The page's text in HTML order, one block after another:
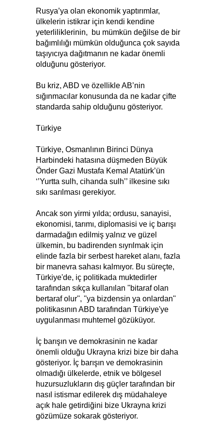
Rusya’ya olan ekonomik yaptırımlar,
ülkelerin istikrar için kendi kendine
yeterliliklerinin, bu mümkün değilse de bir
bağımlılığı mümkün olduğunca çok sayıda
taşıyıcıya dağıtmanın ne kadar önemli
olduğunu gösteriyor.
Bu kriz, ABD ve özellikle AB’nin
sığınmacılar konusunda da ne kadar çifte
standarda sahip olduğunu gösteriyor.
Türkiye
Türkiye, Osmanlının Birinci Dünya
Harbindeki hatasına düşmeden Büyük
Önder Gazi Mustafa Kemal Atatürk’ün
‘’Yurtta sulh, cihanda sulh’’ ilkesine sıkı
sıkı sarılması gerekiyor.
Ancak son yirmi yılda; ordusu, sanayisi,
ekonomisi, tarımı, diplomasisi ve iç barışı
darmadağın edilmiş yalnız ve güzel
ülkemin, bu badirenden sıyrılmak için
elinde fazla bir serbest hareket alanı, fazla
bir manevra sahası kalmıyor. Bu süreçte,
Türkiye'de, iç politikada muktedirler
tarafından sıkça kullanılan ''bitaraf olan
bertaraf olur'', ''ya bizdensin ya onlardan''
politikasının ABD tarafından Türkiye'ye
uygulanması muhtemel gözüküyor.
İç barışın ve demokrasinin ne kadar
önemli olduğu Ukrayna krizi bize bir daha
gösteriyor. İç barışın ve demokrasinin
olmadığı ülkelerde, etnik ve bölgesel
huzursuzlukların dış güçler tarafından bir
nasıl istismar edilerek dış müdahaleye
açık hale getirdiğini bize Ukrayna krizi
gözümüze sokarak gösteriyor.